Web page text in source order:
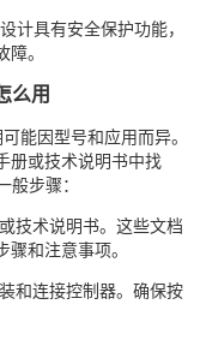
计具有安全保护功能，
。
么用
能因型号和应用而异。
册或技术说明书中找
步骤：
技术说明书。这些文档
和注意事项。
和连接控制器。确保按